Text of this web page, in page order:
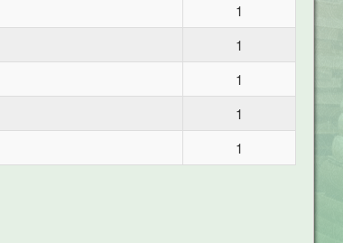
1
1
1
1
1